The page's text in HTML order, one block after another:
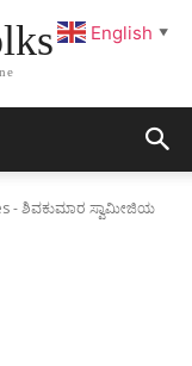
- ಶಿವಕುಮಾರ ಸ್ವಾಮೀಜಿಯ
English ▼